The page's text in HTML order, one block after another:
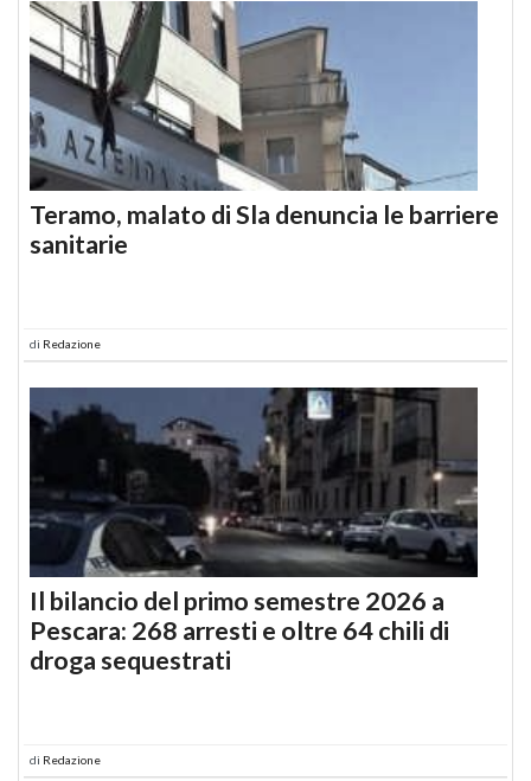
Teramo, malato di Sla denuncia le barriere
sanitarie
di Redazione
Il bilancio del primo semestre 2026 a
Pescara: 268 arresti e oltre 64 chili di
droga sequestrati
di Redazione